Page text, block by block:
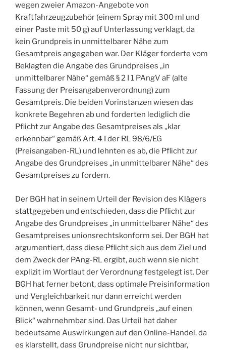
wegen zweier Amazon-Angebote von
Kraftfahrzeugzubehör (einem Spray mit 300 ml und
einer Paste mit 50 g) auf Unterlassung verklagt, da
kein Grundpreis in unmittelbarer Nähe zum
Gesamtpreis angegeben war. Der Kläger forderte vom
Beklagten die Angabe des Grundpreises „in
unmittelbarer Nähe“ gemäß § 2 I 1 PAngV aF (alte
Fassung der Preisangabenverordnung) zum
Gesamtpreis. Die beiden Vorinstanzen wiesen das
konkrete Begehren ab und forderten lediglich die
Pflicht zur Angabe des Gesamtpreises als „klar
erkennbar“ gemäß Art. 4 I der RL 98/6/EG
(Preisangaben-RL) und lehnten es ab, die Pflicht zur
Angabe des Grundpreises „in unmittelbarer Nähe“ des
Gesamtpreises zu fordern.
Der BGH hat in seinem Urteil der Revision des Klägers
stattgegeben und entschieden, dass die Pflicht zur
Angabe des Grundpreises „in unmittelbarer Nähe“ des
Gesamtpreises unionsrechtskonform sei. Der BGH hat
argumentiert, dass diese Pflicht sich aus dem Ziel und
dem Zweck der PAng-RL ergibt, auch wenn sie nicht
explizit im Wortlaut der Verordnung festgelegt ist. Der
BGH hat ferner betont, dass optimale Preisinformation
und Vergleichbarkeit nur dann erreicht werden
können, wenn Gesamt- und Grundpreis „auf einen
Blick“ wahrnehmbar sind. Das Urteil hat daher
bedeutsame Auswirkungen auf den Online-Handel, da
es klarstellt, dass Grundpreise nicht nur sichtbar,